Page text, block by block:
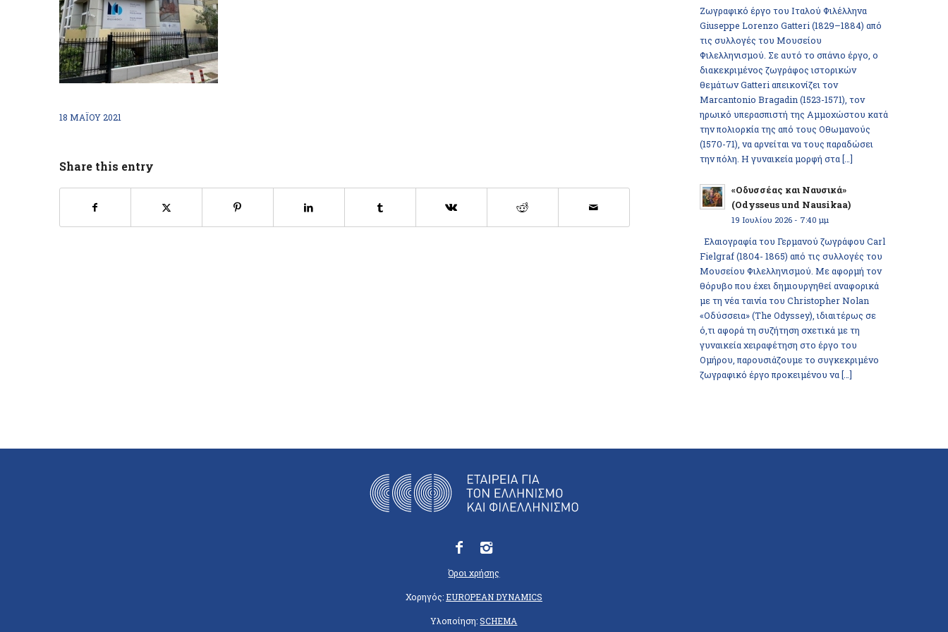
18 ΜΑΪ́ΟΥ 2021
Share this entry
Ζωγραφικό έργο του Ιταλού Φιλέλληνα
Giuseppe Lorenzo Gatteri (1829–1884) από
τις συλλογές του Μουσείου
Φιλελληνισμού. Σε αυτό το σπάνιο έργο, ο
διακεκριμένος ζωγράφος ιστορικών
θεμάτων Gatteri απεικονίζει τον
Marcantonio Bragadin (1523-1571), τον
ηρωικό υπερασπιστή της Αμμοχώστου κατά
την πολιορκία της από τους Οθωμανούς
(1570-71), να αρνείται να τους παραδώσει
την πόλη. Η γυναικεία μορφή στα […]
«Οδυσσέας και Ναυσικά»
(Odysseus und Nausikaa)
19 Ιουλίου 2026 - 7:40 μμ
Ελαιογραφία του Γερμανού ζωγράφου Carl
Fielgraf (1804- 1865) από τις συλλογές του
Μουσείου Φιλελληνισμού. Με αφορμή τον
θόρυβο που έχει δημιουργηθεί αναφορικά
με τη νέα ταινία του Christopher Nolan
«Οδύσσεια» (The Odyssey), ιδιαιτέρως σε
ό,τι αφορά τη συζήτηση σχετικά με τη
γυναικεία χειραφέτηση στο έργο του
Ομήρου, παρουσιάζουμε το συγκεκριμένο
ζωγραφικό έργο προκειμένου να […]
Όροι χρήσης
Χορηγός:EUROPEAN DYNAMICS
Υλοποίηση:SCHEMA